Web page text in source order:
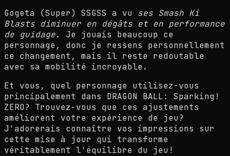
Gogeta (Super) SSGSS a vu ses Smash Ki
Blasts diminuer en dégâts et en performance
de guidage. Je jouais beaucoup ce
personnage, donc je ressens personnellement
ce changement, mais il reste redoutable
avec sa mobilité incroyable.
Et vous, quel personnage utilisez-vous
principalement dans DRAGON BALL: Sparking!
ZERO? Trouvez-vous que ces ajustements
améliorent votre expérience de jeu?
J'adorerais connaître vos impressions sur
cette mise à jour qui transforme
véritablement l'équilibre du jeu!